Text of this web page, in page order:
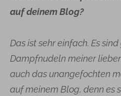
auf deinem Blog?
Das ist sehr einfach. Es
Dampfnudeln meiner
auch das unangefochten
auf meinem Blog, denn es